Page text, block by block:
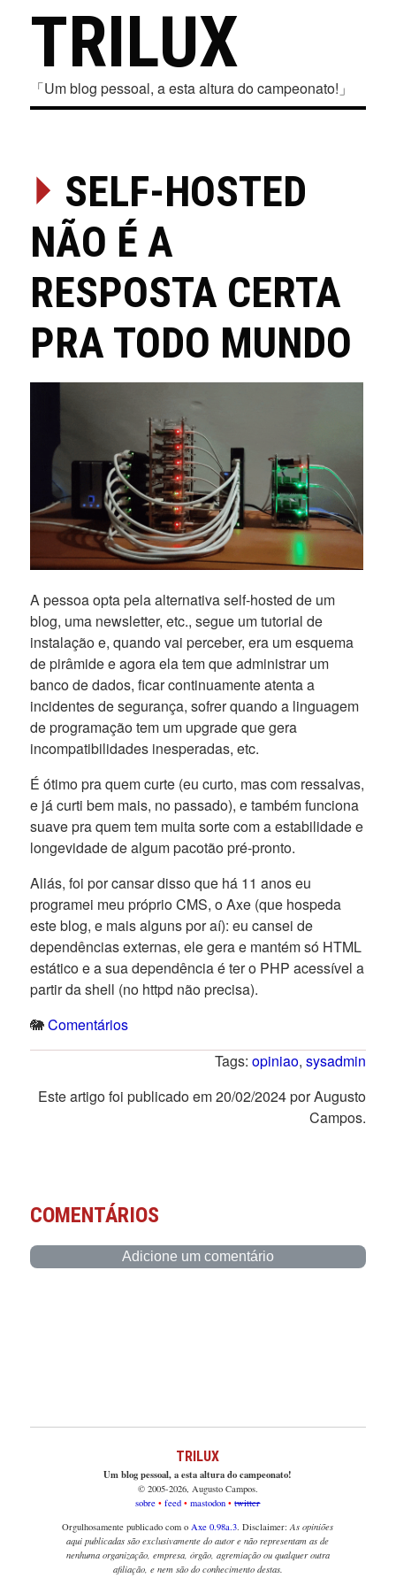
TRILUX
「Um blog pessoal, a esta altura do campeonato!」
⏵ SELF-HOSTED
NÃO É A
RESPOSTA CERTA
PRA TODO MUNDO
A pessoa opta pela alternativa self-hosted de um
blog, uma newsletter, etc., segue um tutorial de
instalação e, quando vai perceber, era um esquema
de pirâmide e agora ela tem que administrar um
banco de dados, ficar continuamente atenta a
incidentes de segurança, sofrer quando a linguagem
de programação tem um upgrade que gera
incompatibilidades inesperadas, etc.
É ótimo pra quem curte (eu curto, mas com ressalvas,
e já curti bem mais, no passado), e também funciona
suave pra quem tem muita sorte com a estabilidade e
longevidade de algum pacotão pré-pronto.
Aliás, foi por cansar disso que há 11 anos eu
programei meu próprio CMS, o Axe (que hospeda
este blog, e mais alguns por aí): eu cansei de
dependências externas, ele gera e mantém só HTML
estático e a sua dependência é ter o PHP acessível a
partir da shell (no httpd não precisa).
🐘Comentários
Tags:opiniao,sysadmin
Este artigo foi publicado em 20/02/2024 por Augusto
Campos.
COMENTÁRIOS
Adicione um comentário
TRILUX
Um blog pessoal, a esta altura do campeonato!
© 2005-2026, Augusto Campos.
sobre
feed mastodon
twitter
Orgulhosamente publicado com o Axe 0.98a.3 . Disclaimer:As opiniões
aqui publicadas são exclusivamente do autor e não representam as de
nenhuma organização, empresa, órgão, agremiação ou qualquer outra
afiliação, e nem são do conhecimento destas.